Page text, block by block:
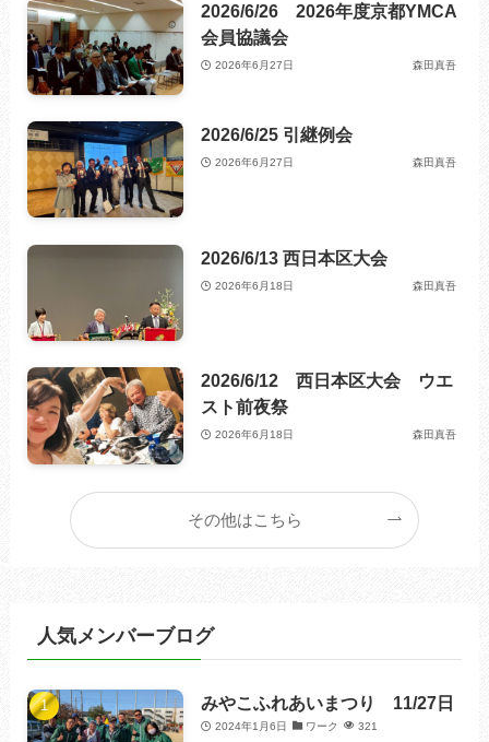
2026/6/26 2026年度京都YMCA
会員協議会
2026年6月27日 森田真吾
2026/6/25 引継例会
2026年6月27日 森田真吾
2026/6/13 西日本区大会
2026年6月18日 森田真吾
2026/6/12 西日本区大会 ウエ
スト前夜祭
2026年6月18日 森田真吾
その他はこちら
人気メンバーブログ
みやこふれあいまつり 11/27日
2024年1月6日 ワーク 321